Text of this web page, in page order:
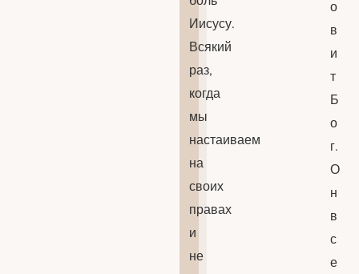
Иисусу.
Всякий
раз,
когда
мы
настаиваем
на
своих
правах
и
не
о
в
и
т
Б
о
г.
О
н
в
с
е